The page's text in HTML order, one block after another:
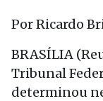
Por Ricardo
BRASÍLIA
Tribunal
determinou